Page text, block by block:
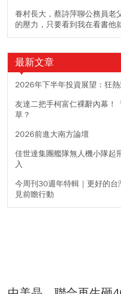
眷村長大，蔡詩萍聊公務員老
的壓力，只要看到我在看書他
最新文章
2026年下半年投資展望：狂
友達二把手柯富仁裸辭內幕！
草？
2026前進大南方論壇
佳世達集團艦隊無人機小隊起
入
今周刊30週年特輯｜更好的
見前瞻行動